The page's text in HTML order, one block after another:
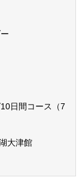
日間コース（7
大津館